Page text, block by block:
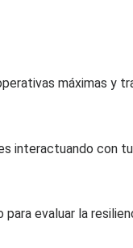
máximas y
interactuando con
evaluar la